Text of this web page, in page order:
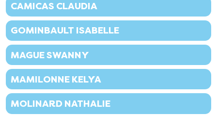
CAMICAS CLAUDIA
GOMINBAULT ISABELLE
MAGUE SWANNY
MAMILONNE KELYA
MOLINARD NATHALIE